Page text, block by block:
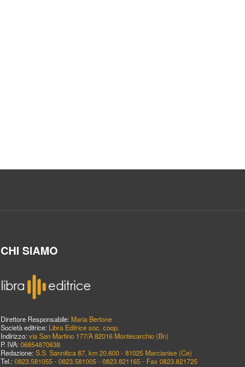
CHI SIAMO
Direttore Responsabile: Maria Bertone
Società editrice: Libra Editrice soc. coop.
Indirizzo: via San Martino 177/A 82016 Montesarchio (Bn)
P. IVA: 06854870638
Redazione: S.S. Sannitica 87, km 20,600 - 81025 Marcianise (Ce)
Tel.: 0823.581055 - 0823.581005 - 0823.821165 - Fax 0823.821725